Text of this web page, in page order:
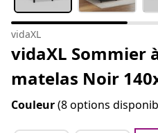
vidaXL
vidaXL Sommier
matelas Noir
Couleur(8 options